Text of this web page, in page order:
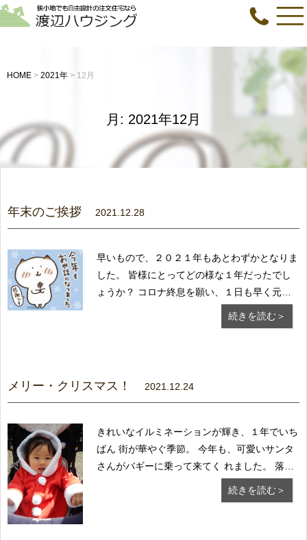
HOME > 2021年 > 12月
月: 2021年12月
年末のご挨拶 2021.12.28
早いもので、２０２１年もあとわずかとなりま
した。 皆様にとってどの様な１年だったでし
ょうか？ コロナ終息を願い、１日も早く元通
続きを読む＞
メリー・クリスマス！ 2021.12.24
きれいなイルミネーションが輝き、１年でいち
ばん 街が華やぐ季節。 今年も、可愛いサンタ
さんがバギーに乗って来てく れました。 落ち
着いたかな？と思った新型コロナウイルスです
が、ここにきて新たな変異株への市中感染が始
続きを読む＞